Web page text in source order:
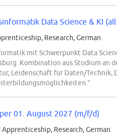
Data Science & KI (all
Research, German
mit Schwerpunkt Data
Kombination aus Studium an
Leidenschaft für Daten/Technik,
01. August 2027 (m/f/d)
Apprenticeship, Research, German